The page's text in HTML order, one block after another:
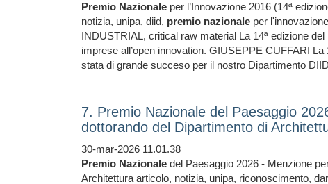
Premio Nazionale per l’Innovazione 2016 (14ª
notizia, unipa, diid, premio nazionale per
INDUSTRIAL, critical raw material La 14ª edizione del
imprese all’open innovation. GIUSEPPE CUFFARI La
stata di grande succeso per il nostro Dipartimento
7. Premio Nazionale del Paesaggio
dottorando del Dipartimento di
30-mar-2026 11.01.38
Premio Nazionale del Paesaggio 2026 - Menzione
Architettura articolo, notizia, unipa, riconoscimento,